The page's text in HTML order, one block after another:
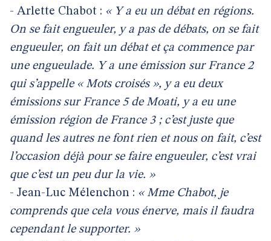
- Arlette Chabot : « Y a eu un débat en régions.
On se fait engueuler, y a pas de débats, on se fait
engueuler, on fait un débat et ça commence par
une engueulade. Y a une émission sur France 2
qui s’appelle « Mots croisés », y a eu deux
émissions sur France 5 de Moati, y a eu une
émission région de France 3 ; c’est juste que
quand les autres ne font rien et nous on fait, c’est
l’occasion déjà pour se faire engueuler, c’est vrai
que c’est un peu dur la vie. »
- Jean-Luc Mélenchon : « Mme Chabot, je
comprends que cela vous énerve, mais il faudra
cependant le supporter. »